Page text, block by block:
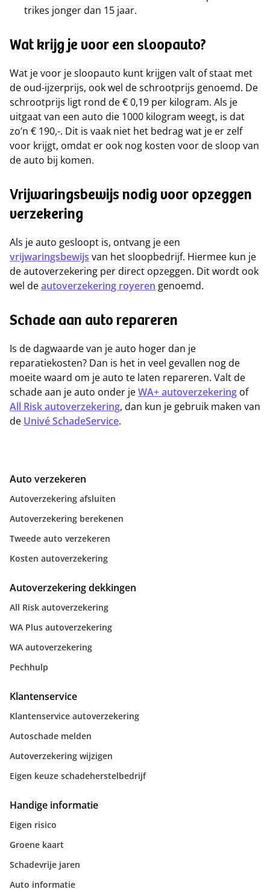
trikes jonger dan 15 jaar.
Wat krijg je voor een sloopauto?
Wat je voor je sloopauto kunt krijgen valt of staat met
de oud-ijzerprijs, ook wel de schrootprijs genoemd. De
schrootprijs ligt rond de € 0,19 per kilogram. Als je
uitgaat van een auto die 1000 kilogram weegt, is dat
zo’n € 190,-. Dit is vaak niet het bedrag wat je er zelf
voor krijgt, omdat er ook nog kosten voor de sloop van
de auto bij komen.
Vrijwaringsbewijs nodig voor opzeggen
verzekering
Als je auto gesloopt is, ontvang je een
vrijwaringsbewijs van het sloopbedrijf. Hiermee kun je
de autoverzekering per direct opzeggen. Dit wordt ook
wel deautoverzekering royeren genoemd.
Schade aan auto repareren
Is de dagwaarde van je auto hoger dan je
reparatiekosten? Dan is het in veel gevallen nog de
moeite waard om je auto te laten repareren. Valt de
schade aan je auto onder jeWA+ autoverzekering of
All Risk autoverzekering, dan kun je gebruik maken van
de Univé SchadeService.
Auto verzekeren
Autoverzekering afsluiten
Autoverzekering berekenen
Tweede auto verzekeren
Kosten autoverzekering
Autoverzekering dekkingen
All Risk autoverzekering
WA Plus autoverzekering
WA autoverzekering
Pechhulp
Klantenservice
Klantenservice autoverzekering
Autoschade melden
Autoverzekering wijzigen
Eigen keuze schadeherstelbedrijf
Handige informatie
Eigen risico
Groene kaart
Schadevrije jaren
Auto informatie